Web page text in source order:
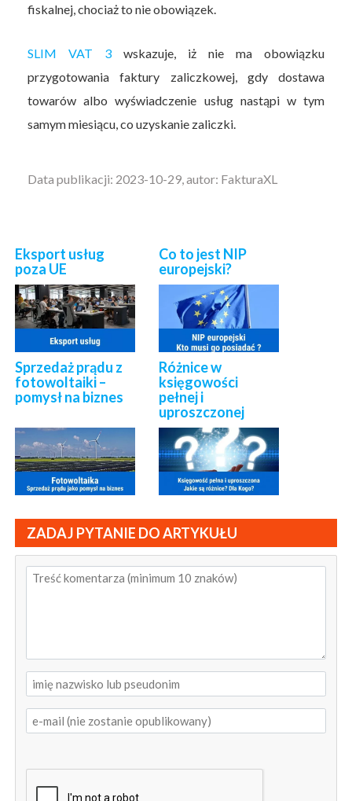
fiskalnej, chociaż to nie obowiązek.
SLIM VAT 3 wskazuje, iż nie ma obowiązku
przygotowania faktury zaliczkowej, gdy dostawa
towarów albo wyświadczenie usług nastąpi w tym
samym miesiącu, co uzyskanie zaliczki.
Data publikacji: 2023-10-29, autor: FakturaXL
Eksport usług
poza UE
Co to jest NIP
europejski?
Sprzedaż prądu z
fotowoltaiki –
pomysł na biznes
Różnice w
księgowości
pełnej i
uproszczonej
ZADAJ PYTANIE DO ARTYKUŁU